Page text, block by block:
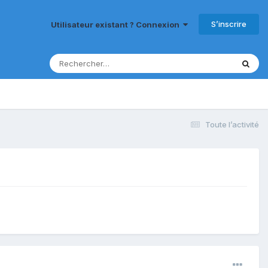
Utilisateur existant ? Connexion S’inscrire
Toute l’activité